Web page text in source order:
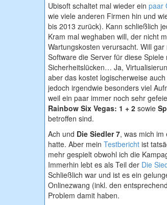
Ubisoft schaltet mal wieder ein paar
wie viele anderen Firmen hin und
bis 2013 zurück). Kann schließlich
Kram mal weghaben will, der nicht
Wartungskosten verursacht. Will
Software die Server für diese
Sicherheitslücken… Ja,
aber das kostet logischerweise
jedoch irgendwie besonders viel
weil ein paar immer noch sehr
Rainbow Six Vegas: 1 + 2 sowie
betroffen sind.
Ach und Die Siedler 7, was mich
hatte. Aber mein Testbericht ist
mehr gespielt obwohl ich die
Immerhin lebt es als Teil der Die
Schließlich war und ist es ein
Onlinezwang (inkl. den
Problem damit haben.